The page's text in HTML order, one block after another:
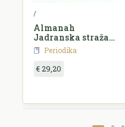
/
Almanah
Jadranska straža
za 1927. godinu
Periodika
€ 29,20